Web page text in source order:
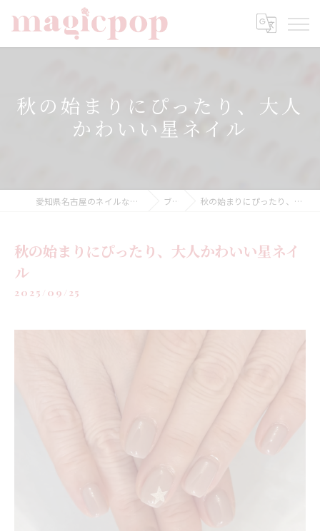
秋の始まりにぴったり、大人
かわいい星ネイル
愛知県名古屋のネイルならnailsalon magicpop ブログ 秋の始まりにぴったり、大人かわいい星ネイル
秋の始まりにぴったり、大人かわいい星ネイ
ル
2025/09/25